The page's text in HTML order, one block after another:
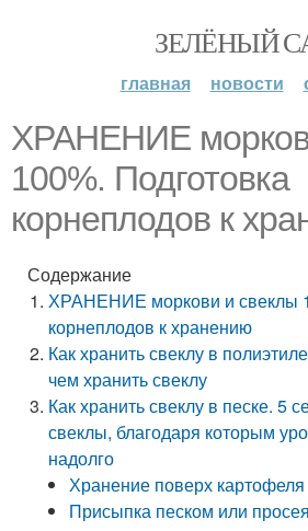
ЗЕЛЁНЫЙ
главная новости
ХРАНЕНИЕ
100%. Подготовка
корнеплодов к
Содержание
ХРАНЕНИЕ моркови и свеклы
корнеплодов к хранению
Как хранить свеклу в
чем хранить свеклу
Как хранить свеклу в песке. 5
свеклы, благодаря которым
надолго
Хранение поверх картофеля
Присыпка песком или